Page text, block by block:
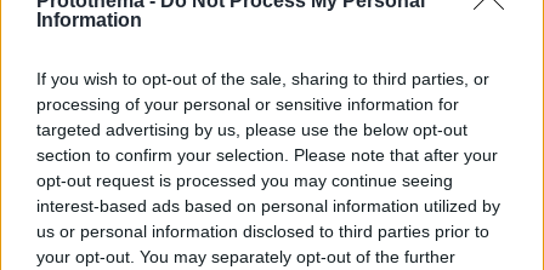
Information
If you wish to opt-out of the sale, sharing to third parties, or
processing of your personal or sensitive information for
targeted advertising by us, please use the below opt-out
section to confirm your selection. Please note that after your
opt-out request is processed you may continue seeing
interest-based ads based on personal information utilized by
us or personal information disclosed to third parties prior to
your opt-out. You may separately opt-out of the further
Μπαίνει κόφτης στα deals τύπου «πωλείται διαμέρισμα
με Airbnb»: Δεν μεταβιβάζεται η άδεια
To φρένο σε αυτές τις συμφωνίες αφορά ιδίως σε
περιοχές με οξυμένη στεγαστική πίεση
30.12.2025, 08:05 6